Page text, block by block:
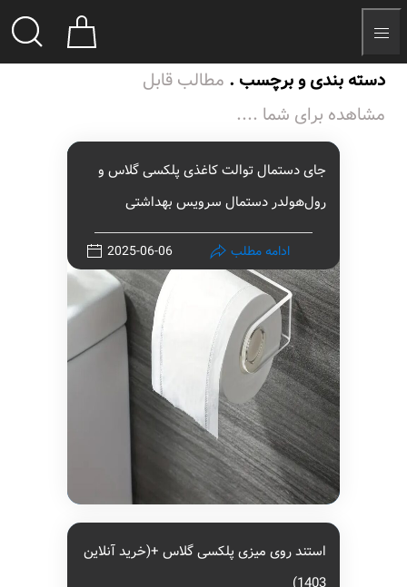
دسته بندی و برچسب . مطالب قابل
مشاهده برای شما ....
جای دستمال توالت کاغذی پلکسی گلاس و
رول‌هولدر دستمال سرویس بهداشتی
2025-06-06 ادامه مطلب
استند روی میزی پلکسی گلاس +(خرید آنلاین